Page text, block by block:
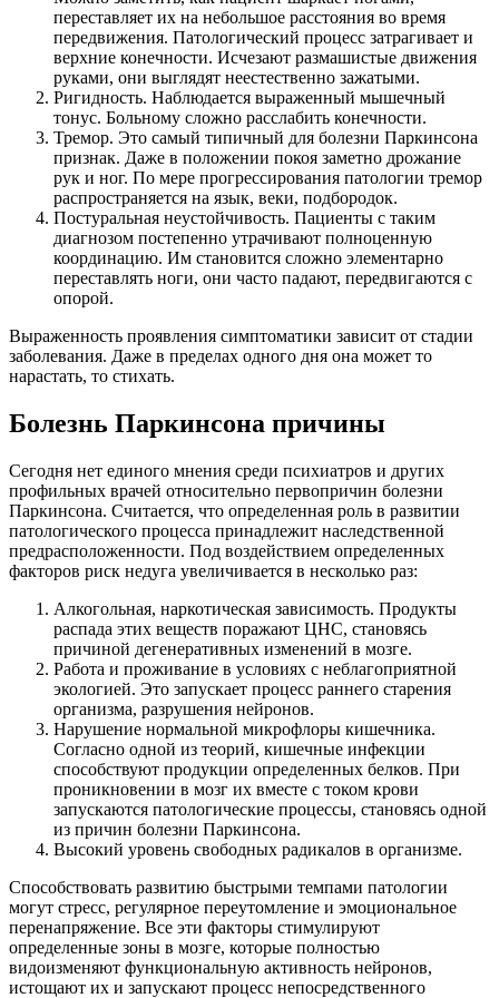
переставляет их на небольшое расстояния во время
передвижения. Патологический процесс затрагивает и
верхние конечности. Исчезают размашистые движения
руками, они выглядят неестественно зажатыми.
Ригидность. Наблюдается выраженный мышечный
тонус. Больному сложно расслабить конечности.
Тремор. Это самый типичный для болезни Паркинсона
признак. Даже в положении покоя заметно дрожание
рук и ног. По мере прогрессирования патологии тремор
распространяется на язык, веки, подбородок.
Постуральная неустойчивость. Пациенты с таким
диагнозом постепенно утрачивают полноценную
координацию. Им становится сложно элементарно
переставлять ноги, они часто падают, передвигаются с
опорой.
Выраженность проявления симптоматики зависит от стадии
заболевания. Даже в пределах одного дня она может то
нарастать, то стихать.
Болезнь Паркинсона причины
Сегодня нет единого мнения среди психиатров и других
профильных врачей относительно первопричин болезни
Паркинсона. Считается, что определенная роль в развитии
патологического процесса принадлежит наследственной
предрасположенности. Под воздействием определенных
факторов риск недуга увеличивается в несколько раз:
Алкогольная, наркотическая зависимость. Продукты
распада этих веществ поражают ЦНС, становясь
причиной дегенеративных изменений в мозге.
Работа и проживание в условиях с неблагоприятной
экологией. Это запускает процесс раннего старения
организма, разрушения нейронов.
Нарушение нормальной микрофлоры кишечника.
Согласно одной из теорий, кишечные инфекции
способствуют продукции определенных белков. При
проникновении в мозг их вместе с током крови
запускаются патологические процессы, становясь одной
из причин болезни Паркинсона.
Высокий уровень свободных радикалов в организме.
Способствовать развитию быстрыми темпами патологии
могут стресс, регулярное переутомление и эмоциональное
перенапряжение. Все эти факторы стимулируют
определенные зоны в мозге, которые полностью
видоизменяют функциональную активность нейронов,
истощают их и запускают процесс непосредственного